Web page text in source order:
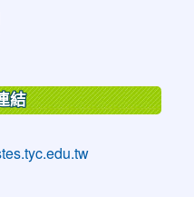
結